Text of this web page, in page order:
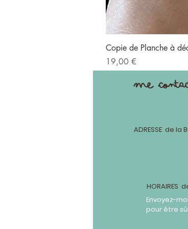
Copie de Planche à
Prix
19,00 €
me
ADRESSE de la
HORAIRES
Envoyez-
pour être